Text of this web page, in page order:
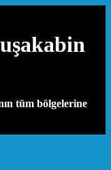
tüm bölgelerine